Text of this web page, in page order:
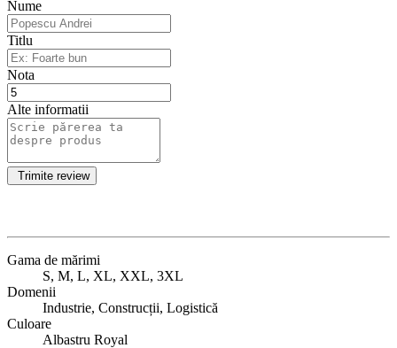
Nume
Titlu
Nota
Alte informatii
Gama de mărimi
S, M, L, XL, XXL, 3XL
Domenii
Industrie, Construcții, Logistică
Culoare
Albastru Royal